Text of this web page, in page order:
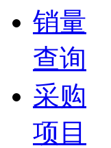
销量
查询
采购
项目